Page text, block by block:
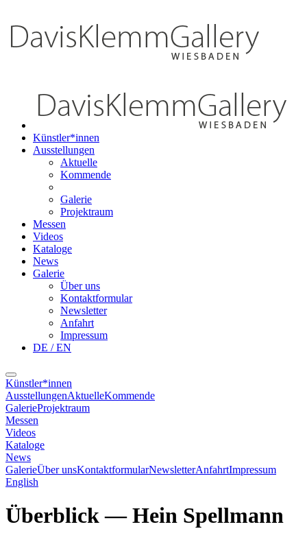
Künstler*innen
Ausstellungen
Aktuelle
Kommende
Galerie
Projektraum
Messen
Videos
Kataloge
News
Galerie
Über uns
Kontaktformular
Newsletter
Anfahrt
Impressum
DE / EN
Künstler*innen
AusstellungenAktuelleKommende
GalerieProjektraum
Messen
Videos
Kataloge
News
GalerieÜber unsKontaktformularNewsletterAnfahrtImpressum
English
Überblick—Hein Spellmann